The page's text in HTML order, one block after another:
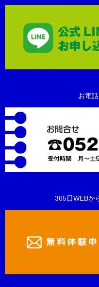
お電
365日WEBか